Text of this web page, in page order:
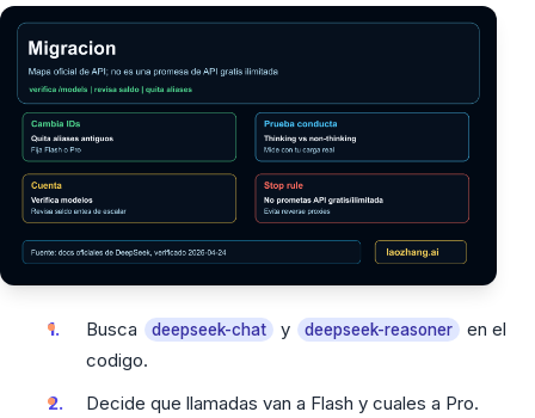
Busca deepseek-chat y deepseek-reasoner
en el
codigo.
Decide que llamadas van a Flash y cuales a Pro.